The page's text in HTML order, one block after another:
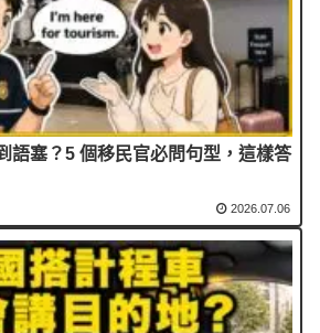
語塞？5 個移民官必問句型，這樣答
2026.07.06